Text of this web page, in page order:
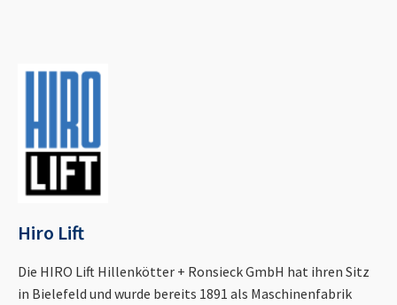
Hiro Lift
Die HIRO Lift Hillenkötter + Ronsieck GmbH hat ihren Sitz
in Bielefeld und wurde bereits 1891 als Maschinenfabrik